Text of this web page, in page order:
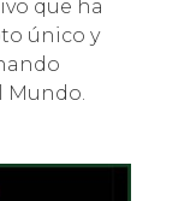
que ha
único y
Mundo.